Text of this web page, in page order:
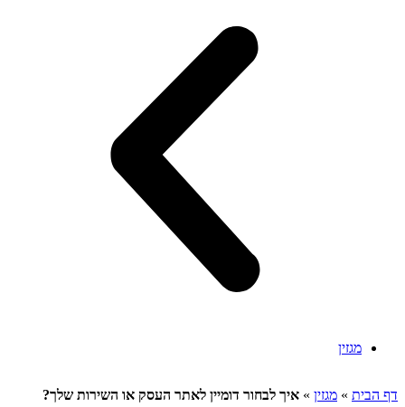
מגזין
דף הבית » מגזין » איך לבחור דומיין לאתר העסק או השירות שלך?